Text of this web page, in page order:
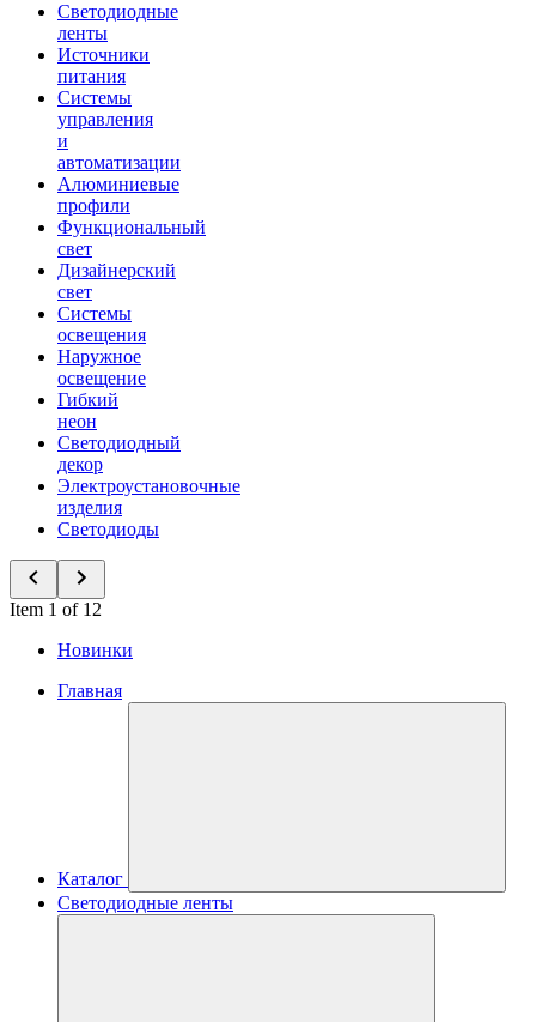
Светодиодные
ленты
Источники
питания
Системы
управления
и
автоматизации
Алюминиевые
профили
Функциональный
свет
Дизайнерский
свет
Системы
освещения
Наружное
освещение
Гибкий
неон
Светодиодный
декор
Электроустановочные
изделия
Светодиоды
Item 1 of 12
Новинки
Главная
Каталог
Светодиодные ленты